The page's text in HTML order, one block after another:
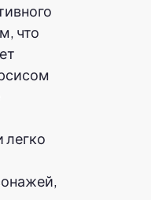
что
легко